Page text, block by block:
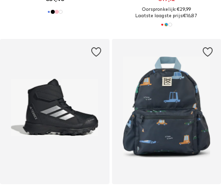
Oorspronkelijk: €29,99
Laatste laagste prijs:€16,87